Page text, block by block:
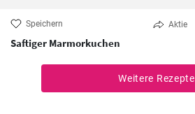
Speichern Aktie
Saftiger Marmorkuchen
Weitere Rezepte